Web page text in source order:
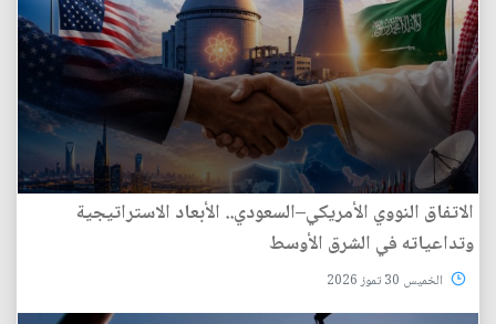
الاتفاق النووي الأمريكي–السعودي.. الأبعاد الاستراتيجية
وتداعياته في الشرق الأوسط
الخميس 30 تموز 2026